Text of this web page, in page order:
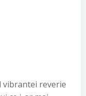
reverie